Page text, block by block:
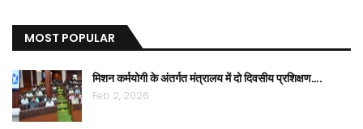
MOST POPULAR
मिशन कर्मयोगी के अंतर्गत मंत्रालय में दो दिवसीय प्रशिक्षण….
Feb 2, 2026